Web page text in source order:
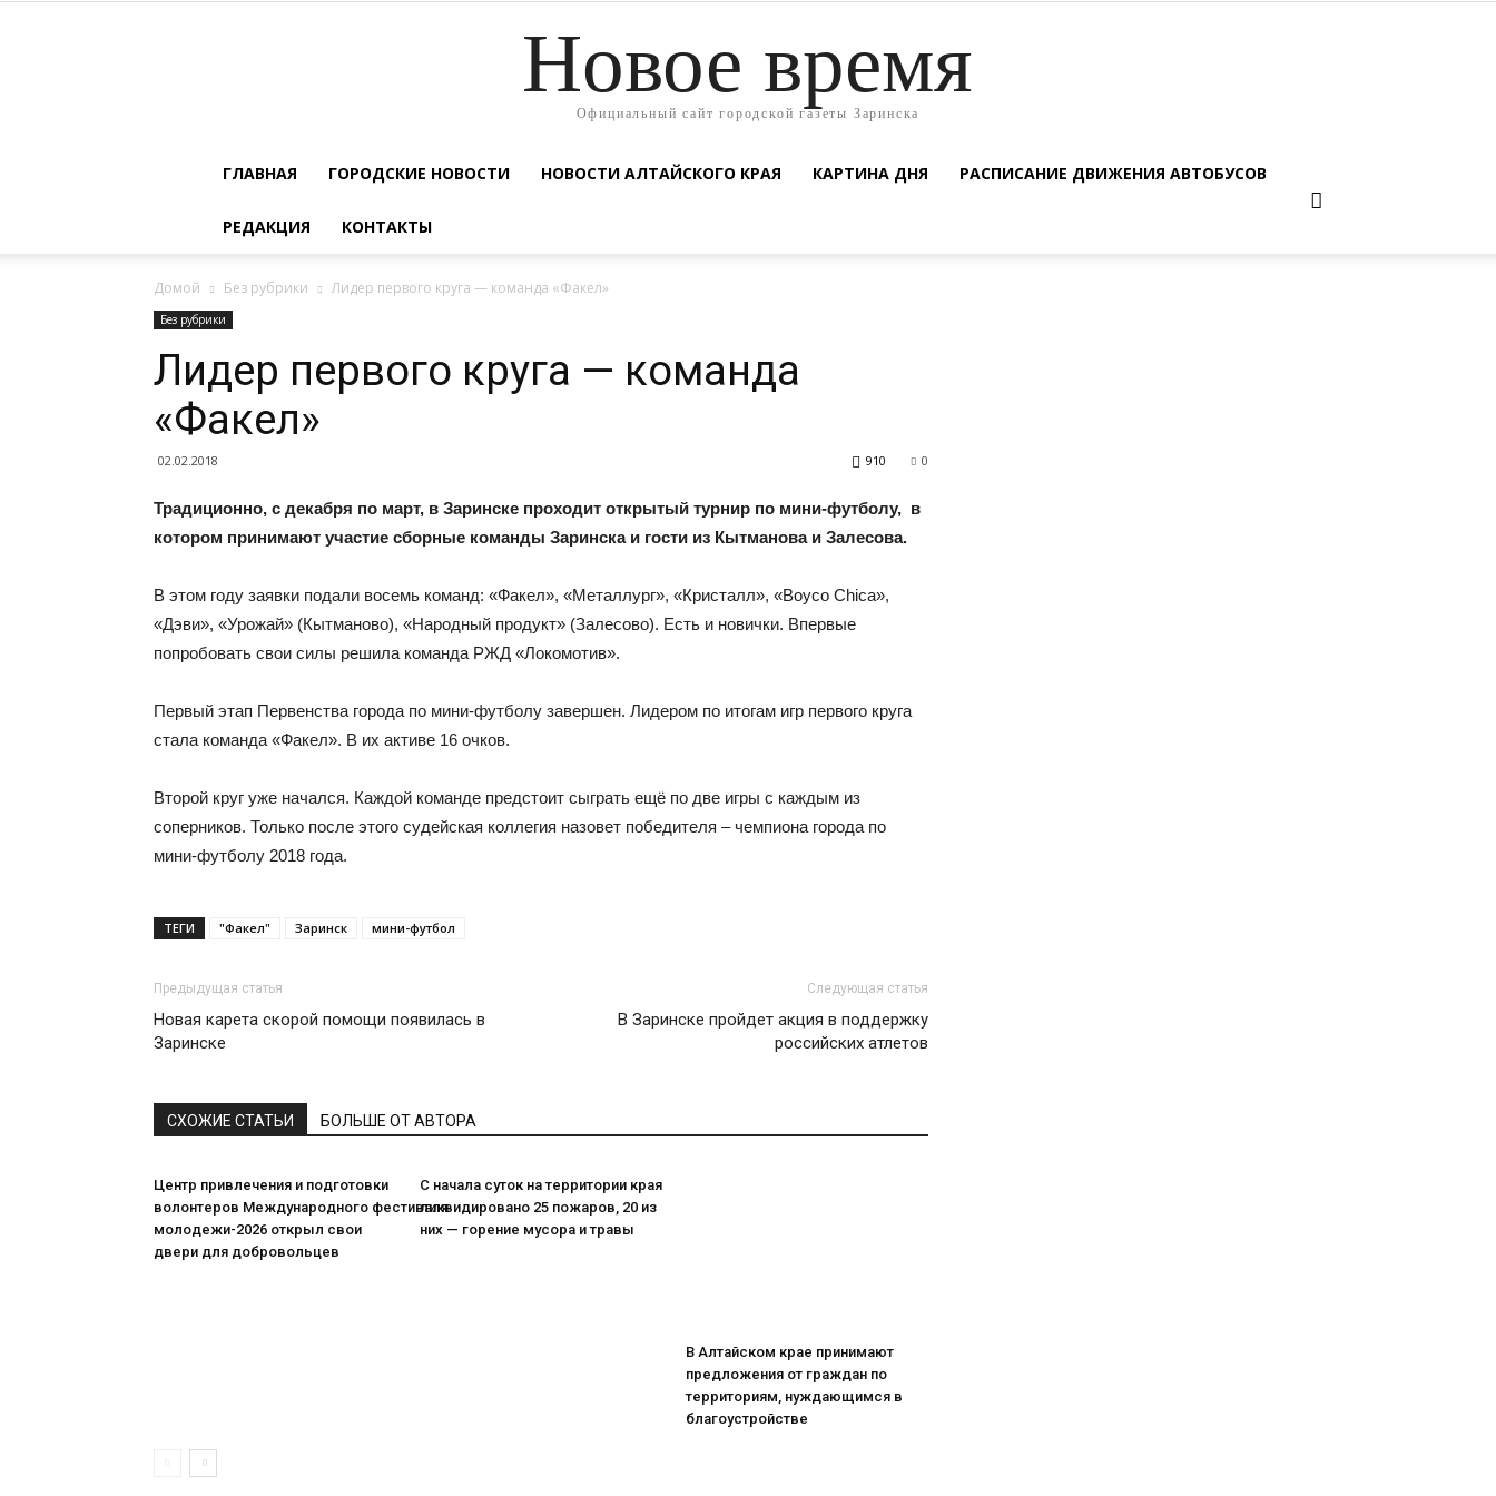
Новое время
Официальный сайт городской газеты Заринска
ГЛАВНАЯ ГОРОДСКИЕ НОВОСТИ НОВОСТИ АЛТАЙСКОГО КРАЯ КАРТИНА ДНЯ РАСПИСАНИЕ ДВИЖЕНИЯ АВТОБУСОВ
РЕДАКЦИЯ КОНТАКТЫ
Домой Без рубрики Лидер первого круга — команда «Факел»
Без рубрики
Лидер первого круга — команда
«Факел»
02.02.2018 0
910
Традиционно, с декабря по март, в Заринске проходит открытый турнир по мини-футболу, в
котором принимают участие сборные команды Заринска и гости из Кытманова и Залесова.
В этом году заявки подали восемь команд: «Факел», «Металлург», «Кристалл», «Boyco Chica»,
«Дэви», «Урожай» (Кытманово), «Народный продукт» (Залесово). Есть и новички. Впервые
попробовать свои силы решила команда РЖД «Локомотив».
Первый этап Первенства города по мини-футболу завершен. Лидером по итогам игр первого круга
стала команда «Факел». В их активе 16 очков.
Второй круг уже начался. Каждой команде предстоит сыграть ещё по две игры с каждым из
соперников. Только после этого судейская коллегия назовет победителя – чемпиона города по
мини-футболу 2018 года.
ТЕГИ "Факел" Заринск мини-футбол
Предыдущая статья
Новая карета скорой помощи появилась в
Заринске
Следующая статья
В Заринске пройдет акция в поддержку
российских атлетов
СХОЖИЕ СТАТЬИ БОЛЬШЕ ОТ АВТОРА
Центр привлечения и подготовки
волонтеров Международного фестиваля
молодежи-2026 открыл свои
двери для добровольцев
С начала суток на территории края
ликвидировано 25 пожаров, 20 из
них — горение мусора и травы
В Алтайском крае принимают
предложения от граждан по
территориям, нуждающимся в
благоустройстве